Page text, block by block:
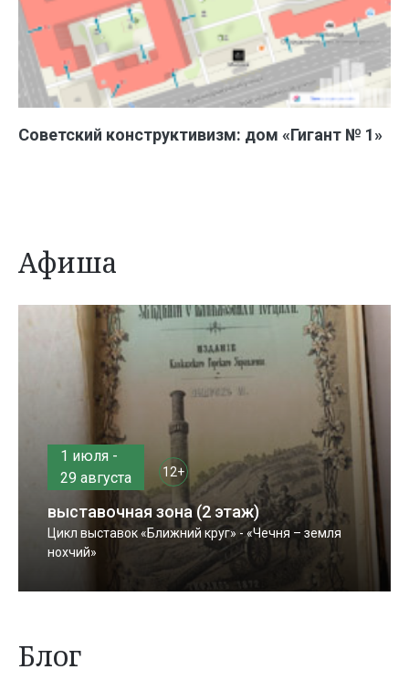
Советский конструктивизм: дом «Гигант № 1»
Афиша
1 июля -
29 августа
12+
выставочная зона (2 этаж)
Цикл выставок «Ближний круг» - «Чечня – земля
нохчий»
Блог